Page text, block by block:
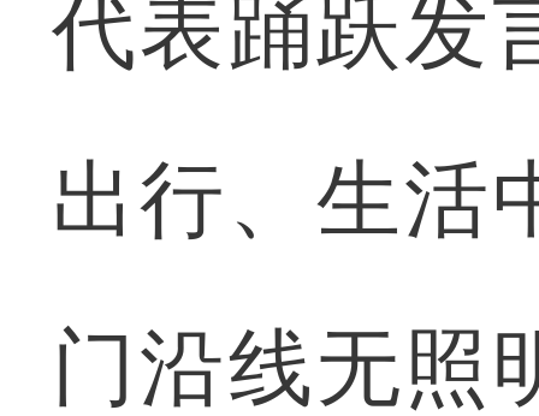
代表踊跃发
出行、生活
门沿线无照